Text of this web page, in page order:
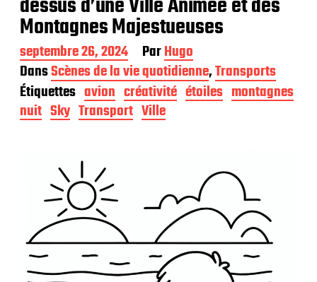
dessus d’une Ville Animée et des
Montagnes Majestueuses
D
a
t
e
d
e
septembre 26, 2024 ParHugo
DansScènes de la vie quotidienne,Transports
Étiquettes avion créativité étoiles montagnes
nuit Sky Transport Ville